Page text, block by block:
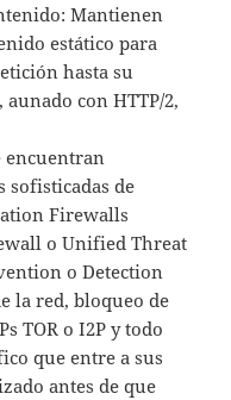
Mantienen
estático para
hasta su
con HTTP/2,
encuentran
sofisticadas de
Firewalls
o Unified Threat
o Detection
la red, bloqueo de
TOR o I2P y todo
que entre a sus
antes de que